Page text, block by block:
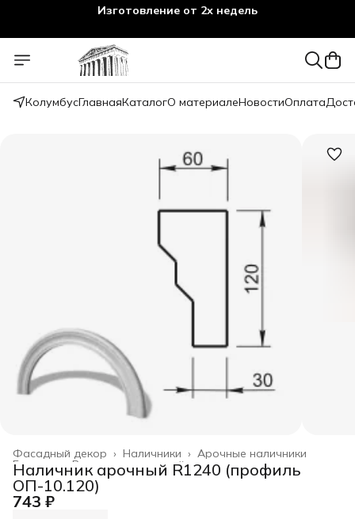
КолумбусГлавнаяКаталогО материалеНовостиОплата
Арочные наличники
Наличники ›
Фасадный декор ›
Весь архитектурный декор ›
Главная ›
Наличник арочный R1240 (профиль
ОП-10.120)
743 ₽